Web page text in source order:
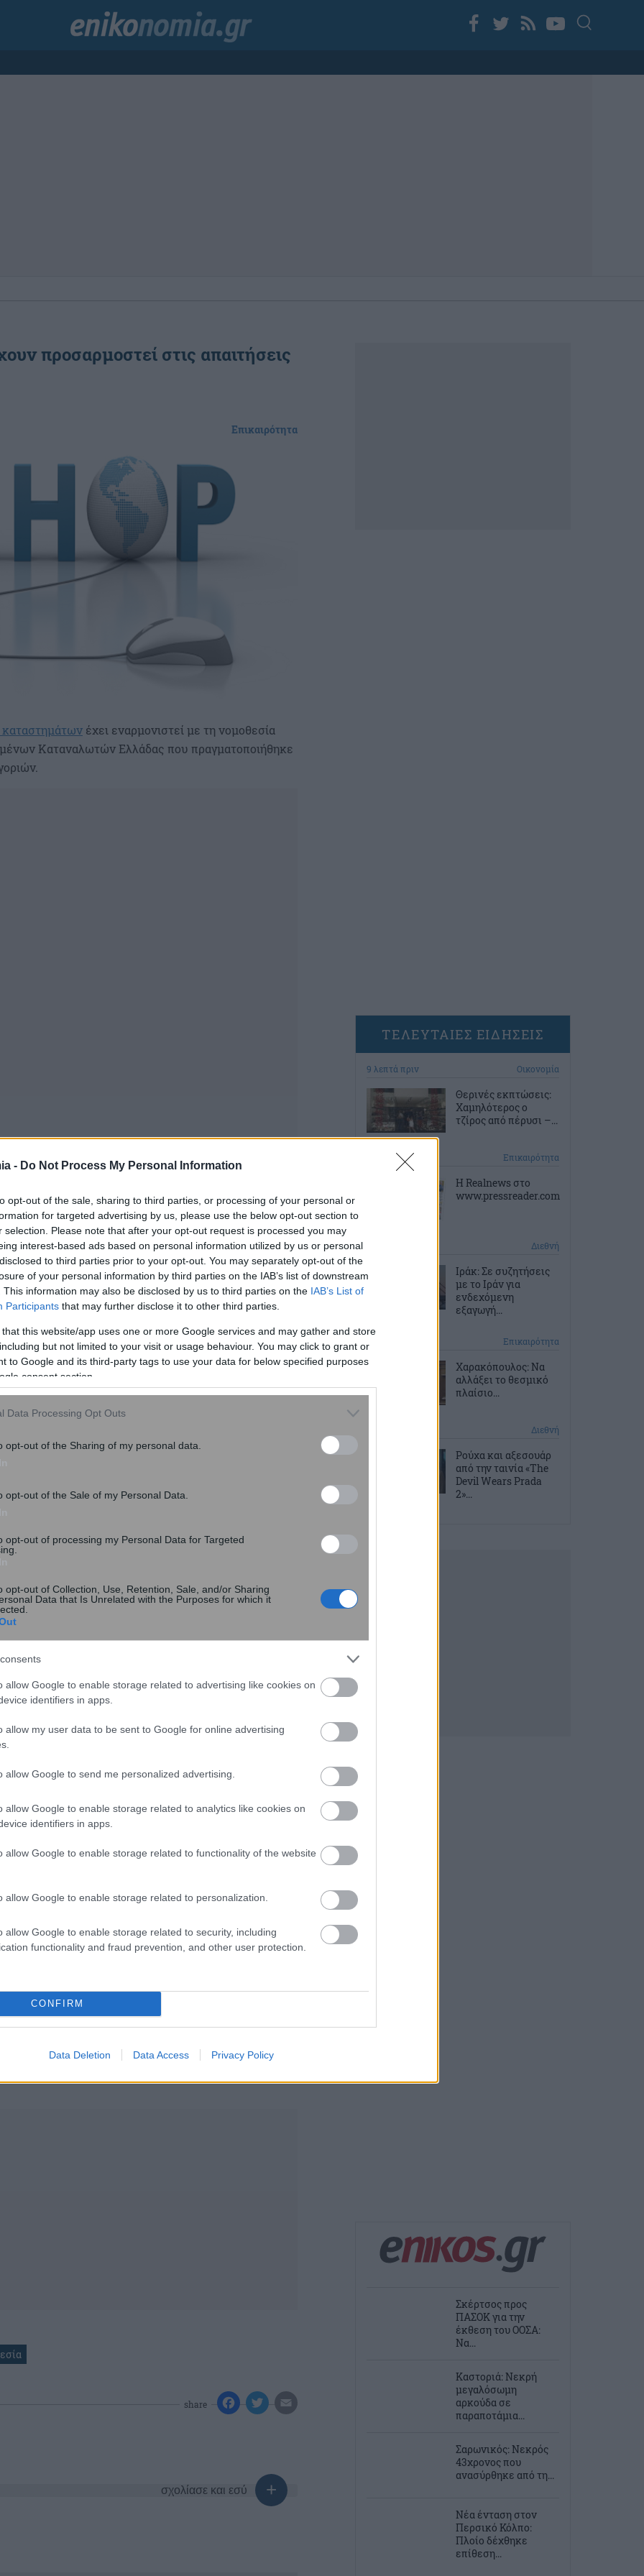
- Do Not Process My Personal Information
opt-out of the sale, sharing to third parties, or processing of your personal or
for targeted advertising by us, please use the below opt-out section to
selection. Please note that after your opt-out request is processed you may
interest-based ads based on personal information utilized by us or personal
to third parties prior to your opt-out. You may separately opt-out of the
of your personal information by third parties on the IAB’s list of downstream
This information may also be disclosed by us to third parties on the IAB’s List of
Participants that may further disclose it to other third parties.
that this website/app uses one or more Google services and may gather and store
but not limited to your visit or usage behaviour. You may click to grant or
to Google and its third-party tags to use your data for below specified purposes
consent section.
Data Processing Opt Outs
opt-out of the Sharing of my personal data.
opt-out of the Sale of my Personal Data.
opt-out of processing my Personal Data for Targeted
opt-out of Collection, Use, Retention, Sale, and/or Sharing
Data that Is Unrelated with the Purposes for which it
allow Google to enable storage related to advertising like cookies on
identifiers in apps.
allow my user data to be sent to Google for online advertising
allow Google to send me personalized advertising.
allow Google to enable storage related to analytics like cookies on
identifiers in apps.
allow Google to enable storage related to functionality of the website
allow Google to enable storage related to personalization.
allow Google to enable storage related to security, including
functionality and fraud prevention, and other user protection.
CONFIRM
Data Deletion Data Access Privacy Policy
προσαρμοστεί στις απαιτήσεις
Επικαιρότητα
έχει εναρμονιστεί με τη νομοθεσία
Καταναλωτών Ελλάδας που πραγματοποιήθηκε
έγινε τον Απρίλιο, μόνο το 22,8% βρέθηκε να είναι
Το ποσοστό αυτό αυξήθηκε σε 51% τον Ιούνιο, και
καταστήματα τον Απρίλιο του 2017, τον Οκτώβριο
που εξετάσθηκαν.
Παιχνιδιών τον Απρίλιο, τα εναρμονισμένα
αυτός ανήλθε σε 57 τον Οκτώβριο. Στην
ηλεκτρονικά καταστήματα, τον Απρίλιο του
τα 61.
καθώς από τα μόλις 7 εναρμονισμένα
έδειξε ότι τον Οκτώβριο, ο αριθμός αυτός
έλεγχο της στο εάν υπάρχουν στις ιστοσελίδες
που ορίζει ο νόμος, και αν αυτές υπάρχουν,
δικαιώματος υπαναχώρησης, εξυπηρέτηση
ταυτότητα προμηθευτή – στοιχεία
προσωπικών δεδομένων και προθεσμία παραλαβής
share
σχολίασε και εσύ
ΤΕΛΕΥΤΑΙΕΣ ΕΙΔΗΣΕΙΣ
9 λεπτά πριν Οικονομία
Θερινές εκπτώσεις:
Χαμηλότερος ο
τζίρος από πέρυσι –...
19 λεπτά πριν Επικαιρότητα
Η Realnews στο
www.pressreader.com
Διεθνή
Ιράκ: Σε συζητήσεις
με το Ιράν για
ενδεχόμενη
εξαγωγή...
Επικαιρότητα
Χαρακόπουλος: Να
αλλάξει το θεσμικό
πλαίσιο...
Διεθνή
Ρούχα και αξεσουάρ
από την ταινία «The
Devil Wears Prada
2»...
Σκέρτσος προς
ΠΑΣΟΚ για την
έκθεση του ΟΟΣΑ:
Να...
Καστοριά: Νεκρή
μεγαλόσωμη
αρκούδα σε
παραποτάμια...
Σαρωνικός: Νεκρός
43χρονος που
ανασύρθηκε από τη...
Νέα ένταση στον
Περσικό Κόλπο:
Πλοίο δέχθηκε
επίθεση...